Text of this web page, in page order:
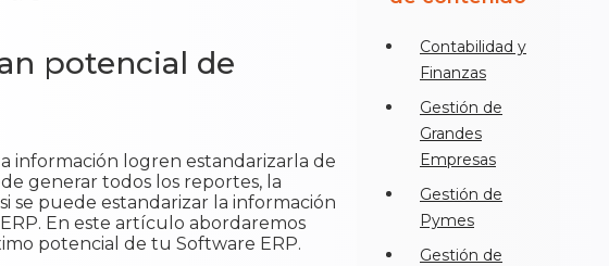
potencial de
información logren estandarizarla de
generar todos los reportes, la
se puede estandarizar la información
En este artículo abordaremos
potencial de tu Software ERP.
Contabilidad y
Finanzas
Gestión de
Grandes
Empresas
Gestión de
Pymes
Gestión de